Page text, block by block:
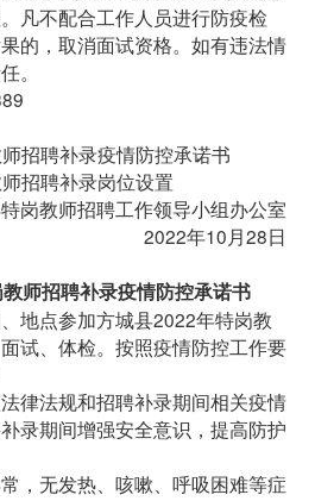
凡不配合工作人员进行防疫检
的，取消面试资格。如有违法情
。
招聘补录疫情防控承诺书
招聘补录岗位设置
岗教师招聘工作领导小组办公室
2022年10月28日
师招聘补录疫情防控承诺书
地点参加方城县2022年特岗教
试、体检。按照疫情防控工作要
律法规和招聘补录期间相关疫情
录期间增强安全意识，提高防护
，无发热、咳嗽、呼吸困难等症